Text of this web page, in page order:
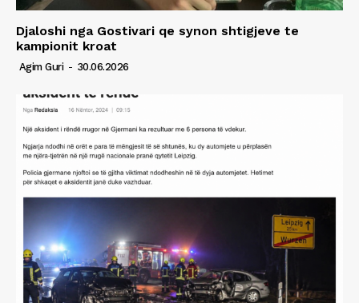
Djaloshi nga Gostivari qe synon shtigjeve te
kampionit kroat
Agim Guri - 30.06.2026